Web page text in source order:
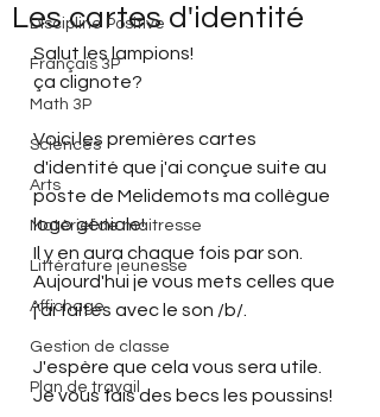
Discipline Positive
Français 3P
Math 3P
Sciences
Arts
Matériel de maitresse
Littérature jeunesse
Affichage
Gestion de classe
Plan de travail
Les cartes d'identité
Salut les lampions!
ça clignote?
Voici les premières cartes
d'identité que j'ai conçue suite au
poste de Melidemots ma collègue
logo géniale!
Il y en aura chaque fois par son.
Aujourd'hui je vous mets celles que
j'ai faites avec le son /b/.
J'espère que cela vous sera utile.
Je vous fais des becs les poussins!